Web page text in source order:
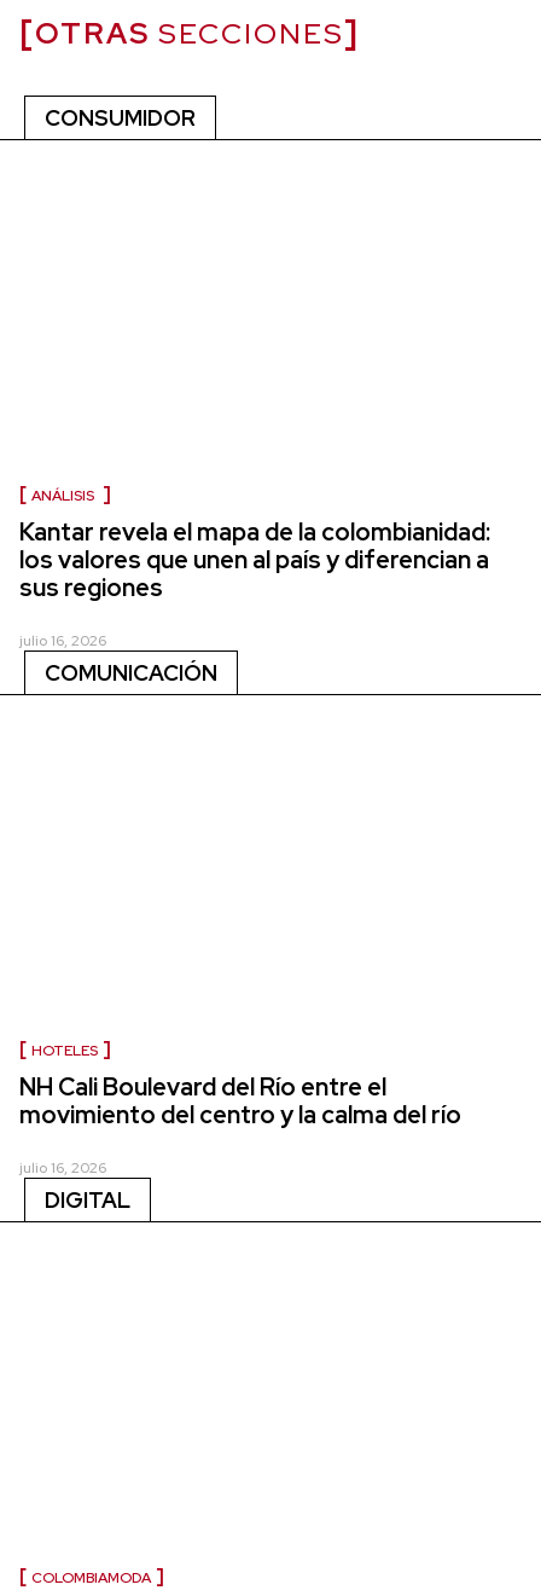
OTRAS SECCIONES
CONSUMIDOR
ANÁLISIS
Kantar revela el mapa de la colombianidad:
los valores que unen al país y diferencian a
sus regiones
julio 16, 2026
COMUNICACIÓN
HOTELES
NH Cali Boulevard del Río entre el
movimiento del centro y la calma del río
julio 16, 2026
DIGITAL
COLOMBIAMODA